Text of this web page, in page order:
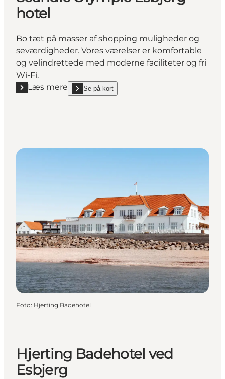
hotel
Bo tæt på masser af shopping muligheder og
seværdigheder. Vores værelser er komfortable
og velindrettede med moderne faciliteter og fri
Wi-Fi.
Læs mere
Læs mere "Scandic Olympic Esbjerg - hotel"
Se på kort
show Scandic Olympic Esbjerg - hotel on_map
Foto: Hjerting Badehotel
Hjerting Badehotel ved
Esbjerg